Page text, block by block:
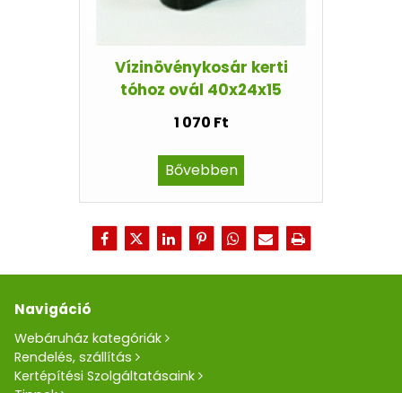
Vízinövénykosár kerti
tóhoz ovál 40x24x15
1 070 Ft
Bővebben
Navigáció
Webáruház kategóriák
Rendelés, szállítás
Kertépítési Szolgáltatásaink